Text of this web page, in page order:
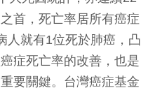
首，死亡率居所有癌症
人就有1位死於肺癌，凸
症死亡率的改善，也是
要關鍵。台灣癌症基金